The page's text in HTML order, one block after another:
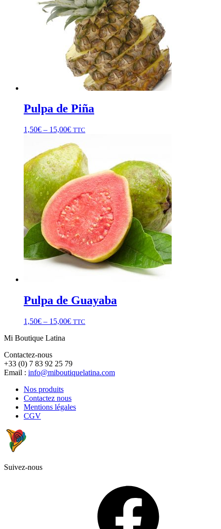
Pulpa de Piña
1,50€ – 15,00€ TTC
Pulpa de Guayaba
1,50€ – 15,00€ TTC
Mi Boutique Latina
Contactez-nous
+33 (0) 7 83 92 25 79
Email : info@miboutiquelatina.com
Nos produits
Contactez nous
Mentions légales
CGV
Suivez-nous